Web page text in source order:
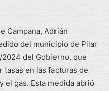
Campana, Adrián
del municipio de Pilar
del Gobierno, que
en las facturas de
el gas. Esta medida abrió